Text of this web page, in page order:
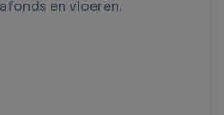
en vloeren.